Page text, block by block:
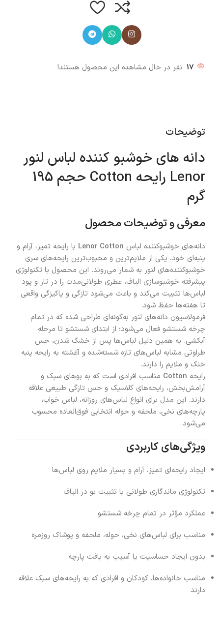
17 نفر در حال مشاهده این محصول هستند!
توضیحات
دانه های خوشبو کننده لباس لنور
Lenor رایحه Cotton حجم 195
گرم
معرفی و توضیحات محصول
دانه‌های خوشبوکننده لباس Lenor Cotton با رایحه تمیز، آرام و
پنبه‌ای خود، یکی از ملایم‌ترین و محبوب‌ترین رایحه‌های سری
خوشبوکننده‌های لنور به شمار می‌روند. این محصول با تکنولوژی
پیشرفته خوشبو‌سازی الیاف، عطری طولانی‌مدت را در تار و پود
لباس‌ها تثبیت می‌کند و باعث می‌شود تازگی و پاکیزگی واقعی
تا هفته‌ها حفظ شود.
فرمولاسیون دانه‌های لنور به‌گونه‌ای طراحی شده که در تمام
چرخه شستشو فعال می‌شود؛ از ابتدای شستشو تا مرحله
آبکشی. به همین دلیل لباس‌ها پس از خشک شدن، حس
طراوتی مشابه لباس‌های تازه شسته‌شده و آغشته به رایحه پنبه
خنک و ملایم را دارند.
رایحه Cotton مناسب افرادی است که به بوهای سبک و
آرامش‌بخش، رایحه‌های کلاسیک و حس تازگی طبیعی علاقه
دارند. این مدل برای انواع لباس‌های روزانه، لباس خواب،
پارچه‌های نخی، ملحفه و حوله انتخابی فوق‌العاده محسوب
می‌شود.
ویژگی‌های کاربردی
ایجاد رایحه‌ای تمیز، آرام و بسیار ملایم روی لباس‌ها
تکنولوژی ماندگاری طولانی با تثبیت بو در الیاف
عملکرد مؤثر در تمام چرخه شستشو
مناسب برای لباس‌های نخی، حوله، ملحفه و پوشاک روزمره
بدون ایجاد حساسیت یا آسیب به بافت پارچه
مناسب خانواده‌ها، کودکان و افرادی که به رایحه‌های سبک علاقه
دارند